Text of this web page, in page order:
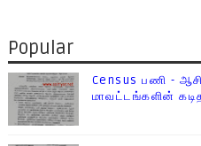
Popular
Census பணி -
மாவட்டங்களின்